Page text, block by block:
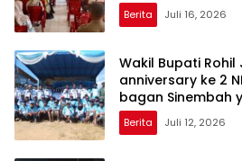
Berita Juli 16, 2026
Wakil Bupati Rohil
anniversary ke 2 NPM pancing mania
bagan Sinembah
peserta dari
sumatera
Berita Juli 12, 2026